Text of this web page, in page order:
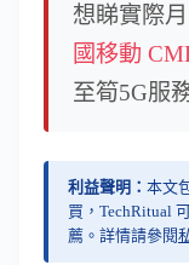
想睇實際
國移動
至筍5G服
利益聲明： 本文
買，TechRitual
薦。詳情請參閱